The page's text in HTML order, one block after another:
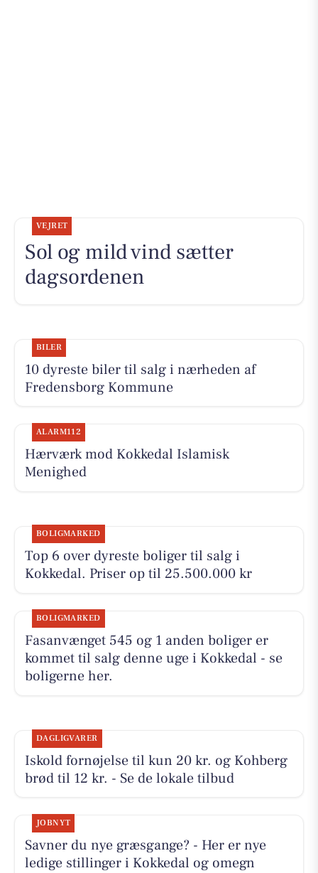
VEJRET
Sol og mild vind sætter
dagsordenen
BILER
10 dyreste biler til salg i nærheden af
Fredensborg Kommune
ALARM112
Hærværk mod Kokkedal Islamisk
Menighed
BOLIGMARKED
Top 6 over dyreste boliger til salg i
Kokkedal. Priser op til 25.500.000 kr
BOLIGMARKED
Fasanvænget 545 og 1 anden boliger er
kommet til salg denne uge i Kokkedal - se
boligerne her.
DAGLIGVARER
Iskold fornøjelse til kun 20 kr. og Kohberg
brød til 12 kr. - Se de lokale tilbud
JOBNYT
Savner du nye græsgange? - Her er nye
ledige stillinger i Kokkedal og omegn